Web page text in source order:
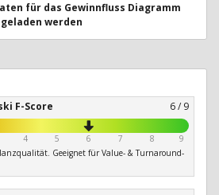
für das Gewinnfluss Diagramm
geladen werden
F-Score 6 / 9
4 5 6 7 8
9
Geeignet für Value- & Turnaround-